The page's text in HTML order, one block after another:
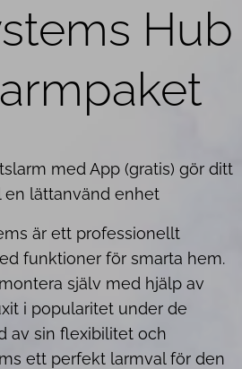
Hub
med App (gratis) gör ditt
lättanvänd enhet
är ett professionellt
funktioner för smarta hem.
själv med hjälp av
i popularitet under de
av sin flexibilitet och
ett perfekt larmval för den